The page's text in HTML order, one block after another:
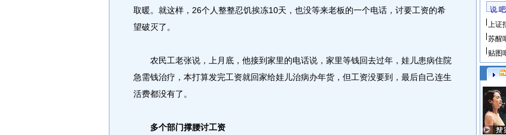
取暖。就这样，26个人整整忍饥挨冻10天，也没等来老板的一个电话，讨要工资的希
望破灭了。
农民工老张说，上月底，他接到家里的电话说，家里等钱回去过年，娃儿患病住院
急需钱治疗，本打算发完工资就回家给娃儿治病办年货，但工资没要到，最后自己连生
活费都没有了。
多个部门撑腰讨工资
说
上证
苏醒
贴图